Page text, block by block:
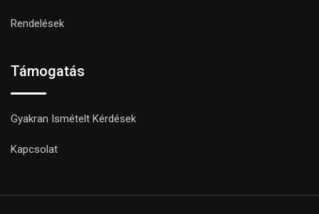
Rendelések
Támogatás
Gyakran Ismételt Kérdések
Kapcsolat